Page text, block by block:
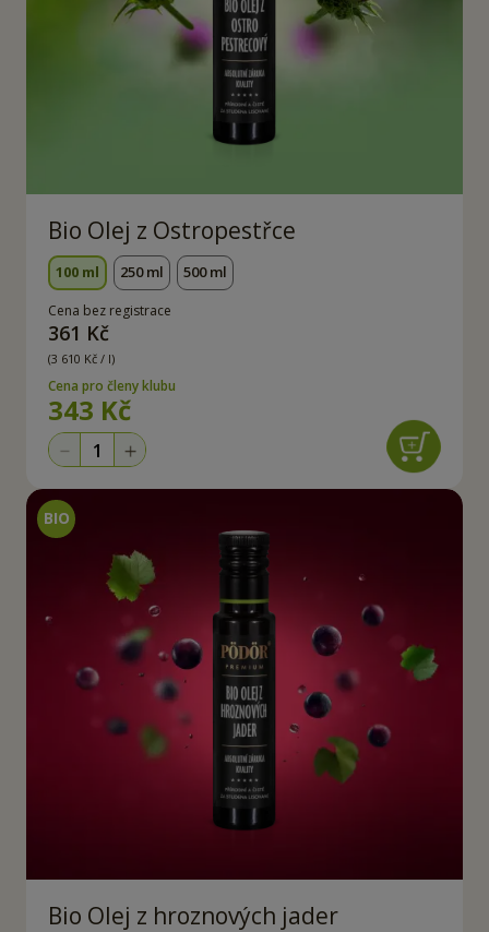
Bio Olej z Ostropestřce
100 ml 250 ml 500 ml
Cena bez registrace
361 Kč
(3 610 Kč / l)
Cena pro členy klubu
343 Kč
Bio Olej z hroznových jader